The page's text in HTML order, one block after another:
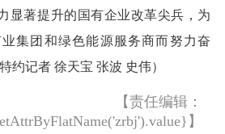
显著提升的国有企业改革尖兵，为
集团和绿色能源服务商而努力奋
约记者 徐天宝 张波 史伟）
【责任编辑：
】